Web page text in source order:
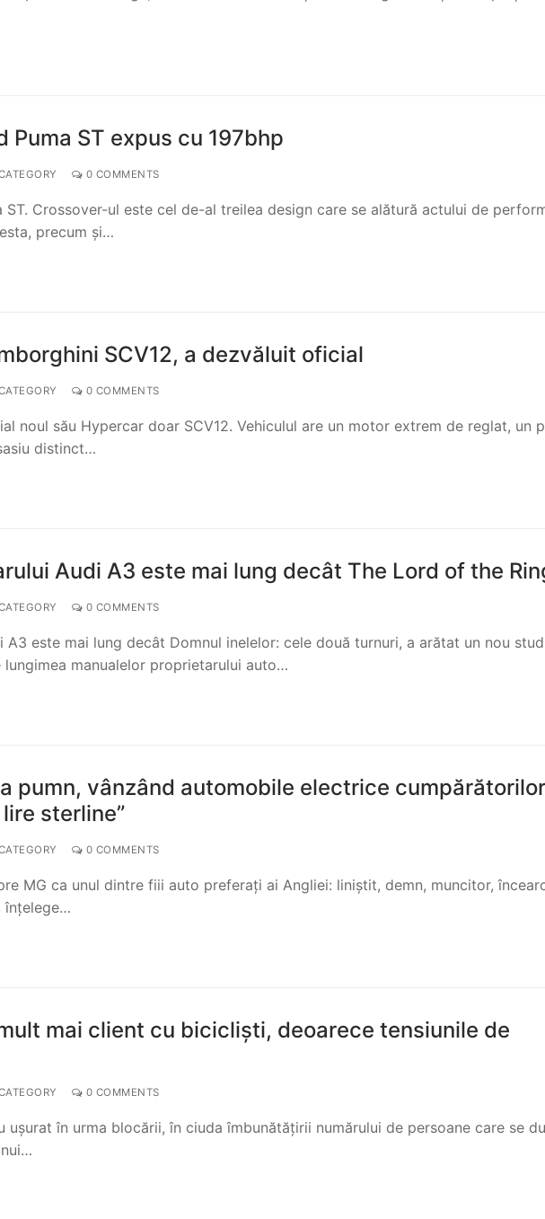
Puma ST expus cu 197bhp
0 COMMENTS
ST. Crossover-ul este cel de-al treilea design care se alătură actului de
precum și…
SCV12, a dezvăluit oficial
0 COMMENTS
noul său Hypercar doar SCV12. Vehiculul are un motor extrem de reglat, un
distinct…
Audi A3 este mai lung decât The Lord of the
0 COMMENTS
A3 este mai lung decât Domnul inelelor: cele două turnuri, a arătat un nou
manualelor proprietarului auto…
pumn, vânzând automobile electrice
sterline”
0 COMMENTS
MG ca unul dintre fiii auto preferați ai Angliei: liniștit, demn, muncitor,
înțelege…
mai client cu bicicliști, deoarece tensiunile de
0 COMMENTS
în urma blocării, în ciuda îmbunătățirii numărului de persoane care se